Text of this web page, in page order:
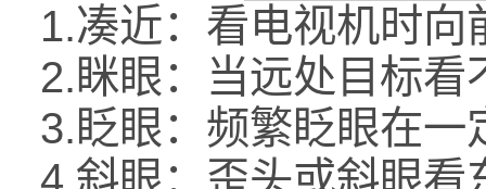
1.凑近：看电视机时
2.眯眼：当远处目标
3.眨眼：频繁眨眼在